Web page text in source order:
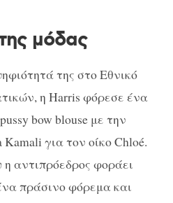
μόδας
της στο Εθνικό
η Harris φόρεσε ένα
bow blouse με την
για τον οίκο Chloé.
αντιπρόεδρος φοράει
πράσινο φόρεμα και